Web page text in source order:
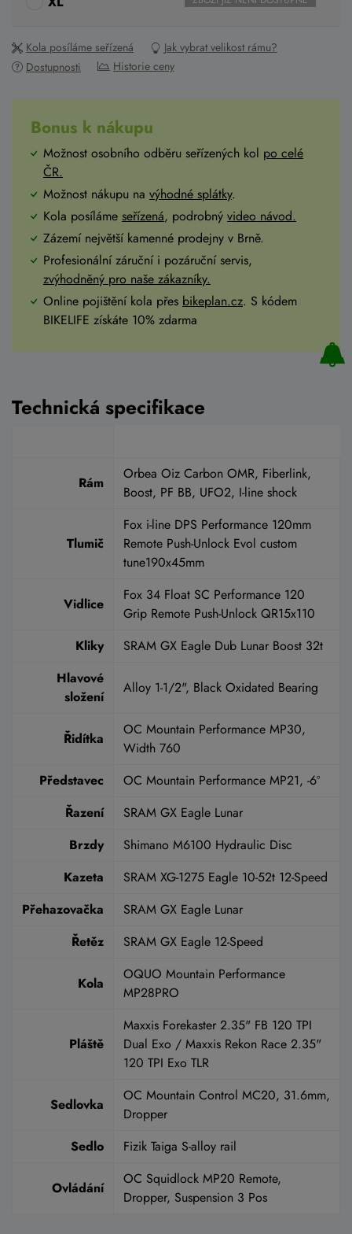
Kola posíláme seřízená
Jak vybrat velikost rámu?
Dostupnosti
Historie ceny
Bonus k nákupu
Možnost osobního odběru seřízených kol po celé
ČR.
Možnost nákupu na výhodné splátky.
Kola posíláme seřízená, podrobný video návod.
Zázemí největší kamenné prodejny v Brně.
Profesionální záruční i pozáruční servis,
zvýhodněný pro naše zákazníky.
Online pojištění kola přes bikeplan.cz. S kódem
BIKELIFE získáte 10% zdarma
Technická specifikace
Rám
Orbea Oiz Carbon OMR, Fiberlink,
Boost, PF BB, UFO2, I-line shock
Tlumič
Fox i-line DPS Performance 120mm
Remote Push-Unlock Evol custom
tune190x45mm
Vidlice
Fox 34 Float SC Performance 120
Grip Remote Push-Unlock QR15x110
Kliky
SRAM GX Eagle Dub Lunar Boost 32t
Hlavové
složení
Alloy 1-1/2", Black Oxidated Bearing
Řidítka
OC Mountain Performance MP30,
Width 760
Představec
OC Mountain Performance MP21, -6º
Řazení
SRAM GX Eagle Lunar
Brzdy
Shimano M6100 Hydraulic Disc
Kazeta
SRAM XG-1275 Eagle 10-52t 12-Speed
Přehazovačka
SRAM GX Eagle Lunar
Řetěz
SRAM GX Eagle 12-Speed
Kola
OQUO Mountain Performance
MP28PRO
Pláště
Maxxis Forekaster 2.35" FB 120 TPI
Dual Exo / Maxxis Rekon Race 2.35"
120 TPI Exo TLR
Sedlovka
OC Mountain Control MC20, 31.6mm,
Dropper
Sedlo
Fizik Taiga S-alloy rail
Ovládání
OC Squidlock MP20 Remote,
Dropper, Suspension 3 Pos